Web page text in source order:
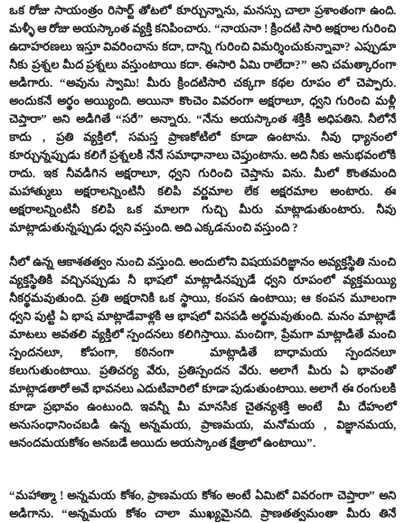
ఒక రోజు సాయంత్రం రిసార్ట్ తోటలో కూర్చున్నాను, మనస్సు చాలా ప్రశాంతంగా ఉంది.
మళ్ళీ ఆ రోజు అయస్కాంత వ్యక్తి కనిపించారు. “నాయనా ! క్రిందటి సారి అక్షరాల గురించి
ఉదాహరణలు ఇస్తూ వివరించాను కదా, దాన్ని గురించి విమర్శించుకున్నావా? ఎప్పుడూ
నీకు ప్రశ్నల మీద ప్రశ్నలు వస్తుంటాయి కదా. ఈసారి ఏమి రాలేదా?” అని చమత్కారంగా
అడిగారు. “అవును స్వామి! మీరు క్రిందటిసారి చక్కగా కథల రూపం లో చెప్పారు.
అందుకనే అర్థం అయ్యింది. అయినా కొంచెం వివరంగా అక్షరాలూ, ధ్వని గురించి మళ్లీ
చెప్తారా” అని అడిగితే “సరే” అన్నారు. “నేను అయస్కాంత శక్తికి అధిపతిని. నీలోనే
కాదు , ప్రతి వ్యక్తిలో, సమస్త ప్రాణకోటిలో కూడా ఉంటాను. నీవు ధ్యానంలో
కూర్చున్నప్పుడు కలిగే ప్రశ్నలకి నేనే సమాధానాలు చెప్తుంటాను. అది నీకు అనుభవంలోకి
రాదు. ఇక నీవడిగిన అక్షరాలూ, ధ్వని గురించి చెప్తాను విను. మీలో కొంతమంది
మహాత్ములు అక్షరాలన్నింటినీ కలిపి వర్ణమాల లేక అక్షరమాల అంటారు. ఈ
అక్షరాలన్నింటినీ కలిపి ఒక మాలగా గుచ్చి మీరు మాట్లాడుతుంటారు. నీవు
మాట్లాడుతున్నప్పుడు ధ్వని వస్తుంది. అది ఎక్కడనుంచి వస్తుంది ?
నీలో ఉన్న ఆకాశతత్వం నుంచి వస్తుంది. అందులోని విషయపరిజ్ఞానం అవ్యక్తస్థితి నుంచి
వ్యక్తస్థితికి వచ్చినప్పుడు నీ భాషలో మాట్లాడినప్పుడే ధ్వని రూపంలో వ్యక్తమయ్యి
నీకర్థమవుతుంది. ప్రతి అక్షరానికి ఒక స్థాయి, కంపన ఉంటాయి; ఆ కంపన మూలంగా
ధ్వని పుట్టి ఏ భాష మాట్లాడేవాళ్లకి ఆ భాషలో వినపడి అర్థమవుతుంది. మనం మాట్లాడే
మాటలు అవతలి వ్యక్తిలో స్పందనలు కలిగిస్తాయి. మంచిగా, ప్రేమగా మాట్లాడితే మంచి
స్పందనలూ, కోపంగా, కఠినంగా మాట్లాడితే బాధామయ స్పందనలూ
కలుగుతుంటాయి. ప్రతిచర్య వేరు, ప్రతిస్పందన వేరు. అలాగే మీరు ఏ భావంతో
మాట్లాడతారో అవే భావనలు ఎదుటివారిలో కూడా పుడుతుంటాయి. అలాగే ఈ రంగులకి
కూడా ప్రభావం ఉంటుంది. ఇవన్నీ మీ మానసిక చైతన్యశక్తి అంటే మీ దేహంలో
అనుసంధానించబడి ఉన్న అన్నమయ, ప్రాణమయ, మనోమయ , విజ్ఞానమయ,
ఆనందమయకోశం అనబడే అయిదు అయస్కాంత క్షేత్రాలో ఉంటాయి”.
“మహాత్మా ! అన్నమయ కోశం, ప్రాణమయ కోశం అంటే ఏమిటో వివరంగా చెప్తారా” అని
అడిగాను. “అన్నమయ కోశం చాలా ముఖ్యమైనది. ప్రాణతత్వమంతా మీరు తినే